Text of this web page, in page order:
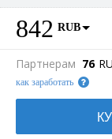
842 RUB
Партнерам 76
как заработать